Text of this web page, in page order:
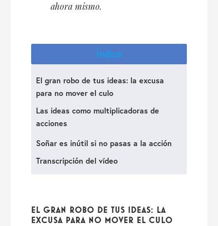
ahora mismo.
Índice
El gran robo de tus ideas: la excusa
para no mover el culo
Las ideas como multiplicadoras de
acciones
Soñar es inútil si no pasas a la acción
Transcripción del vídeo
EL GRAN ROBO DE TUS IDEAS: LA
EXCUSA PARA NO MOVER EL CULO